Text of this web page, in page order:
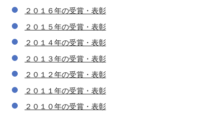
２０１６年の受賞・表彰
２０１５年の受賞・表彰
２０１４年の受賞・表彰
２０１３年の受賞・表彰
２０１２年の受賞・表彰
２０１１年の受賞・表彰
２０１０年の受賞・表彰